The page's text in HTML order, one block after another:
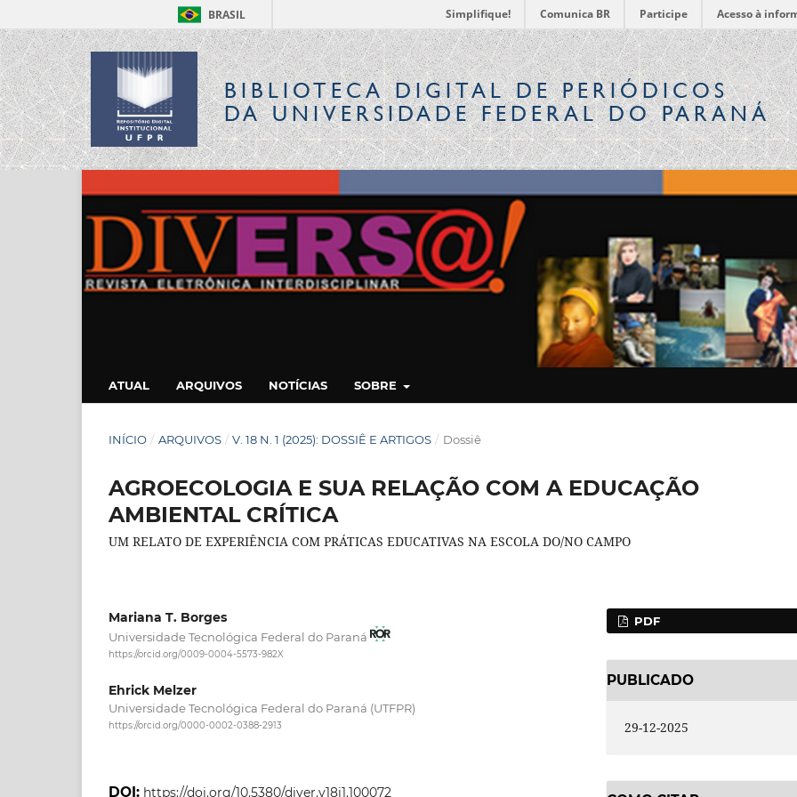
BRASIL Simplifique! Comunica BR Participe Acesso à
BIBLIOTECA DIGITALDE PERIÓDICOS
DA UNIVERSIDADE FEDERAL DO PARANÁ
ATUAL ARQUIVOS NOTÍCIAS SOBRE
INÍCIO / ARQUIVOS / V. 18 N. 1 (2025): DOSSIÊ E ARTIGOS / Dossiê
AGROECOLOGIA E SUA RELAÇÃO COM A EDUCAÇÃO
AMBIENTAL CRÍTICA
UM RELATO DE EXPERIÊNCIA COM PRÁTICAS EDUCATIVAS NA ESCOLA DO/NO CAMPO
Mariana T. Borges
Universidade Tecnológica Federal do Paraná
https://orcid.org/0009-0004-5573-982X
Ehrick Melzer
Universidade Tecnológica Federal do Paraná (UTFPR)
https://orcid.org/0000-0002-0388-2913
DOI: https://doi.org/10.5380/diver.v18i1.100072
PDF
PUBLICADO
29-12-2025